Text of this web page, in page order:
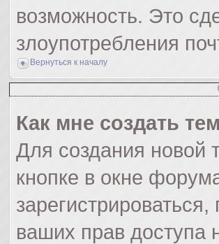
возможность. Это
злоупотребления
Вернуться к началу
Как мне создать
Для создания новой
кнопке в окне
ваших прав доступа